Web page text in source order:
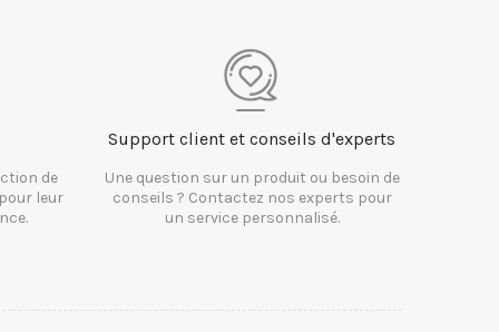
de
leur
Support client et conseils d'experts
Une question sur un produit ou besoin de
conseils ? Contactez nos experts pour
un service personnalisé.